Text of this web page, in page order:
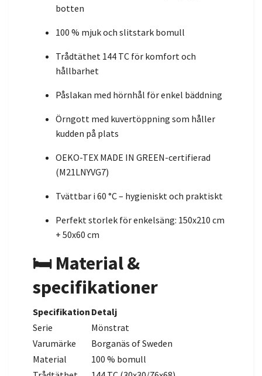
botten
100 % mjuk och slitstark bomull
Trådtäthet 144 TC för komfort och
hållbarhet
Påslakan med hörnhål för enkel bäddning
Örngott med kuvertöppning som håller
kudden på plats
OEKO-TEX MADE IN GREEN-certifierad
(M21LNYVG7)
Tvättbar i 60 °C – hygieniskt och praktiskt
Perfekt storlek för enkelsäng: 150x210 cm
+ 50x60 cm
🛏 Material &
specifikationer
Specifikation Detalj
Serie
Mönstrat
Varumärke
Borganäs of Sweden
Material
100 % bomull